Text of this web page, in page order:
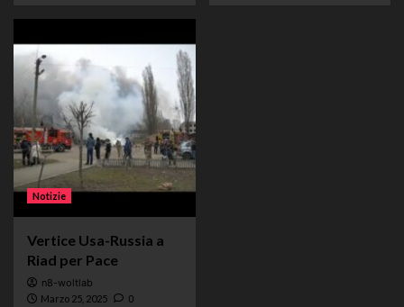
Notizie
Vertice Usa-Russia a
Riad per Pace
n8-woltlab
Marzo 25, 2025 0